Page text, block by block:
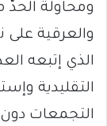
ومحاولة
والعرقية
الذي إتبعه
التقليدية
التجمعات